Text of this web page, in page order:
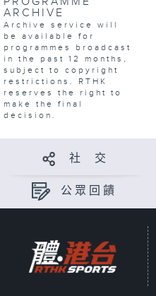
ARCHIVE
Archive service will
be available for
programmes broadcast
in the past 12 months,
subject to copyright
restrictions. RTHK
reserves the right to
make the final
decision.
社 交
公眾回饋